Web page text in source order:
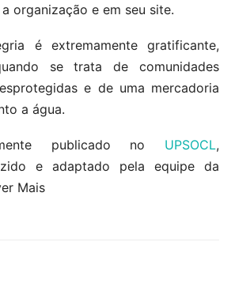
organização e em seu site.
é extremamente gratificante,
se trata de comunidades
e de uma mercadoria
a água.
publicado no UPSOCL,
e adaptado pela equipe da
Mais